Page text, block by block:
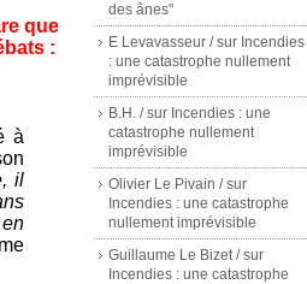
des ânes"
E Levavasseur /sur Incendies
: une catastrophe nullement
imprévisible
B.H. /sur Incendies : une
catastrophe nullement
imprévisible
Olivier Le Pivain /sur
Incendies : une catastrophe
nullement imprévisible
Guillaume Le Bizet /sur
Incendies : une catastrophe
que
:
à
il